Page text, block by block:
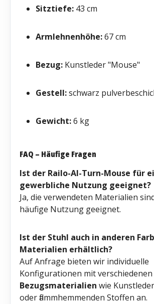
Sitztiefe: 43 cm
Armlehnenhöhe:67 cm
Bezug: Kunstleder "Mouse"
Gestell:schwarz
Gewicht:6 kg
FAQ – Häufige Fragen
Ist der Railo-Al-Turn-Mouse für
gewerbliche Nutzung geeignet?
Ja, die verwendeten Materialien
häufige Nutzung geeignet.
Ist der Stuhl auch in anderen
Materialien erhältlich?
Auf Anfrage bieten wir individuelle
Konfigurationen mit verschiedenen
Bezugsmaterialien wie
oder flammhemmenden Stoffen an.